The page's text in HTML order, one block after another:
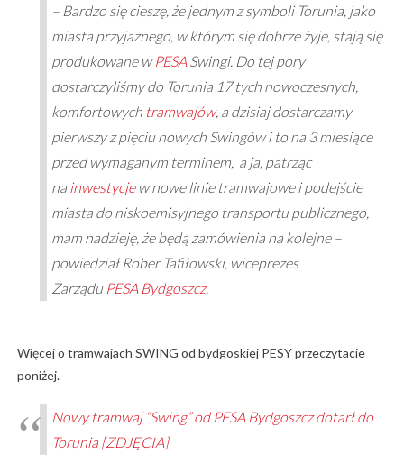
– Bardzo się cieszę, że jednym z symboli Torunia, jako
miasta przyjaznego, w którym się dobrze żyje, stają się
produkowane wPESASwingi. Do tej pory
dostarczyliśmy do Torunia 17 tych nowoczesnych,
komfortowych tramwajów, a dzisiaj dostarczamy
pierwszy z pięciu nowych Swingów i to na 3 miesiące
przed wymaganym terminem, a ja, patrząc
na inwestycjew nowe linie tramwajowe i podejście
miasta do niskoemisyjnego transportu publicznego,
mam nadzieję, że będą zamówienia na kolejne –
powiedział Rober Tafiłowski, wiceprezes
Zarządu PESA Bydgoszcz.
Więcej o tramwajach SWING od bydgoskiej PESY przeczytacie
poniżej.
Nowy tramwaj “Swing” od PESA Bydgoszcz dotarł do
Torunia [ZDJĘCIA]